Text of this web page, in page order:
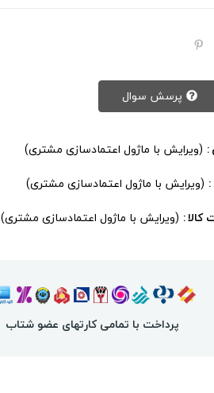
(ویرایش با ماژول اعتمادسازی مشتری)
(ویرایش با ماژول اعتمادسازی مشتری)
(ویرایش با ماژول اعتمادسازی مشتری)
پرداخت با تمامی کارتهای عضو شتاب